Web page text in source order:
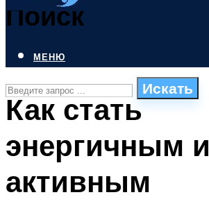
Поиск
Искать
ПЛАВАНЬЕ ДЛЯ ДЕТЕЙ
БАССЕЙН ДЛЯ ДОМА
МЕНЮ
Как стать
энергичным и
активным